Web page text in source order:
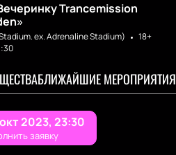
Trancemission
ex. Adrenaline Stadium)
18+
БЛИЖАЙШИЕ МЕРОПРИЯТИЯ